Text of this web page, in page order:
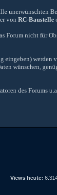
unerwünschten
von RC-Baustelle
nicht für
wünschen,
des Forums
Views heute: